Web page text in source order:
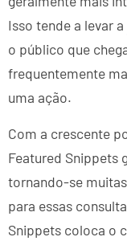
Isso tende a levar a
o público que
frequentemente
uma ação.
Com a crescente
Featured Snippets
tornando-se
para essas
Snippets coloca o